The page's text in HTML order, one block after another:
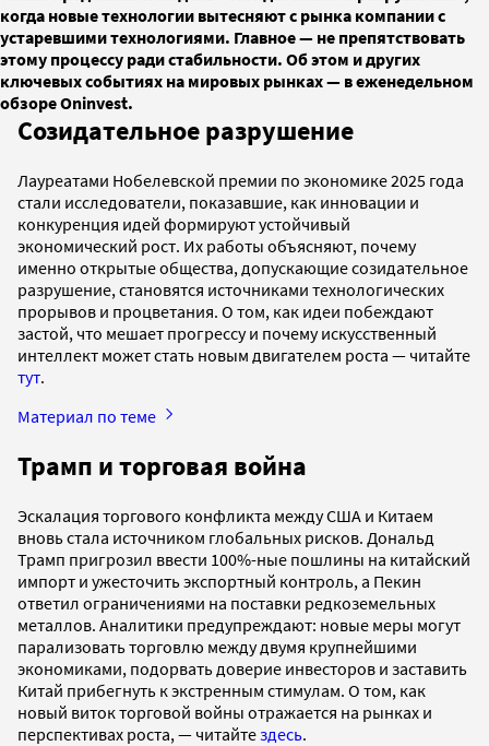
когда новые технологии вытесняют с рынка компании с
устаревшими технологиями. Главное — не препятствовать
этому процессу ради стабильности. Об этом и других
ключевых событиях на мировых рынках — в еженедельном
обзоре Oninvest.
Созидательное разрушение
Лауреатами Нобелевской премии по экономике 2025 года
стали исследователи, показавшие, как инновации и
конкуренция идей формируют устойчивый
экономический рост. Их работы объясняют, почему
именно открытые общества, допускающие созидательное
разрушение, становятся источниками технологических
прорывов и процветания. О том, как идеи побеждают
застой, что мешает прогрессу и почему искусственный
интеллект может стать новым двигателем роста — читайте
тут.
Материал по теме
​​Трамп и торговая война
Эскалация торгового конфликта между США и Китаем
вновь стала источником глобальных рисков. Дональд
Трамп пригрозил ввести 100%-ные пошлины на китайский
импорт и ужесточить экспортный контроль, а Пекин
ответил ограничениями на поставки редкоземельных
металлов. Аналитики предупреждают: новые меры могут
парализовать торговлю между двумя крупнейшими
экономиками, подорвать доверие инвесторов и заставить
Китай прибегнуть к экстренным стимулам. О том, как
новый виток торговой войны отражается на рынках и
перспективах роста, — читайтездесь.